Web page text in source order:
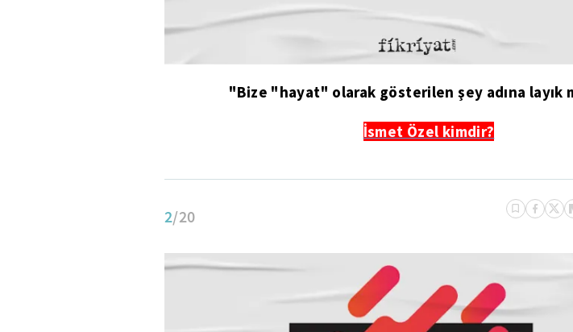
"Bize "hayat" olarak gösterilen şey adına layık
İsmet Özel kimdir?
2/20